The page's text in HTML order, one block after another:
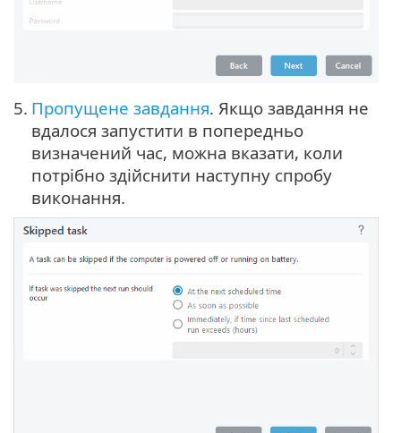
5. Пропущене завдання. Якщо завдання не
вдалося запустити в попередньо
визначений час, можна вказати, коли
потрібно здійснити наступну спробу
виконання.